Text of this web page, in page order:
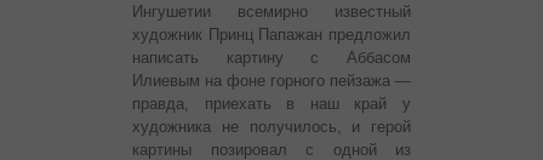
Ингушетии всемирно известный
художник Принц Папажан предложил
написать картину с Аббасом
Илиевым на фоне горного пейзажа —
правда, приехать в наш край у
художника не получилось, и герой
картины позировал с одной из